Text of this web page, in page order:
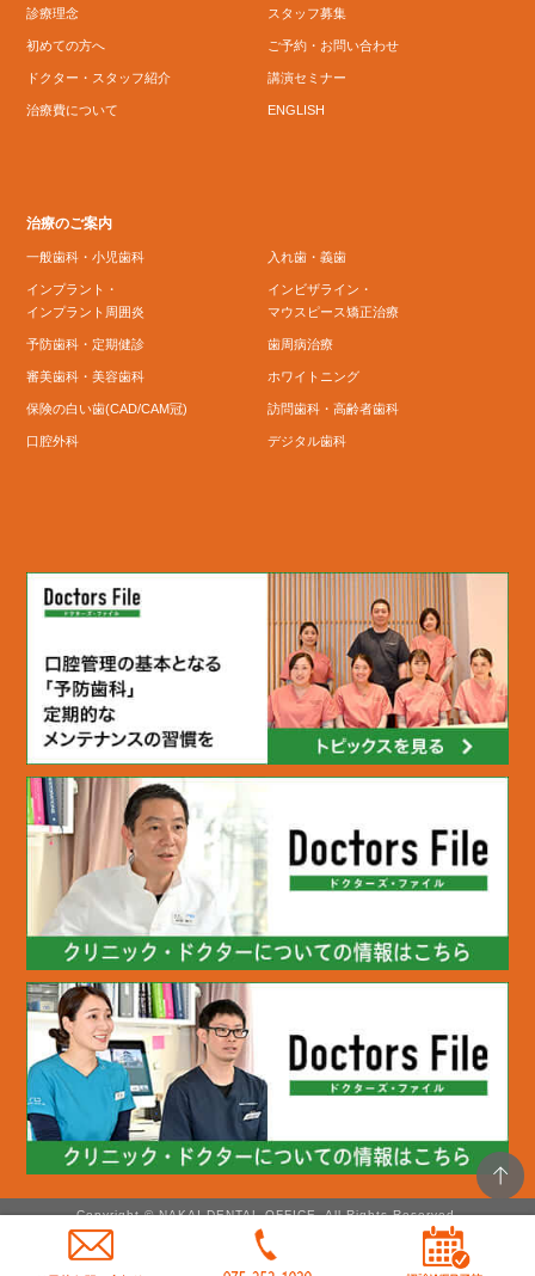
診療理念
初めての方へ
ドクター・スタッフ紹介
治療費について
スタッフ募集
ご予約・お問い合わせ
講演セミナー
ENGLISH
治療のご案内
一般歯科・小児歯科
インプラント・
インプラント周囲炎
予防歯科・定期健診
審美歯科・美容歯科
保険の白い歯(CAD/CAM冠)
口腔外科
入れ歯・義歯
インビザライン・
マウスピース矯正治療
歯周病治療
ホワイトニング
訪問歯科・高齢者歯科
デジタル歯科
Copyright © NAKAI DENTAL OFFICE. All Rights Reserved.